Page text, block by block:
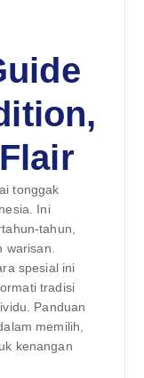
tonggak
Ini
tahun,
warisan.
spesial ini
tradisi
Panduan
memilih,
kenangan